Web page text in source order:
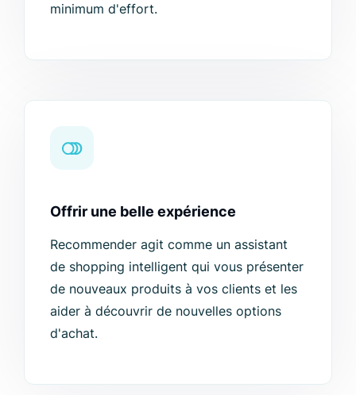
minimum d'effort.
Offrir une belle expérience
Recommender agit comme un assistant
de shopping intelligent qui vous présenter
de nouveaux produits à vos clients et les
aider à découvrir de nouvelles options
d'achat.